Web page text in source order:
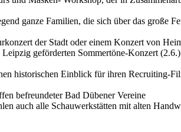
ganze Familien, die sich über das große
der Stadt oder einem Konzert von
geförderten Sommertöne-Konzert
historischen Einblick für ihren Recruiting-
befreundeter Bad Dübener Vereine
auch alle Schauwerkstätten mit alten